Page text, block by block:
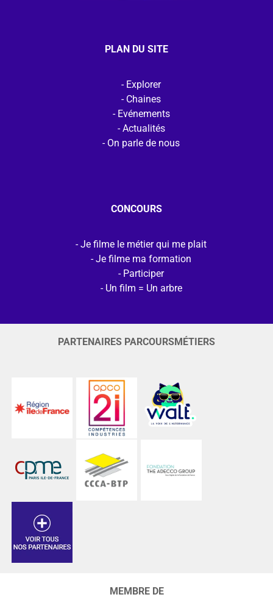
PLAN DU SITE
Explorer
Chaines
Evénements
Actualités
On parle de nous
CONCOURS
Je filme le métier qui me plait
Je filme ma formation
Participer
Un film = Un arbre
PARTENAIRES PARCOURSMÉTIERS
MEMBRE DE